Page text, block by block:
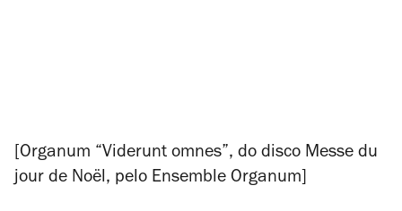
[Organum “Viderunt omnes”, do disco Messe du
jour de Noël, pelo Ensemble Organum]